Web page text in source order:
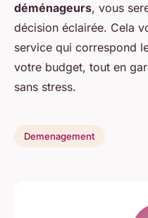
déménageurs, vous
décision éclairée. Cela
service qui correspond
votre budget, tout en
sans stress.
Demenagement